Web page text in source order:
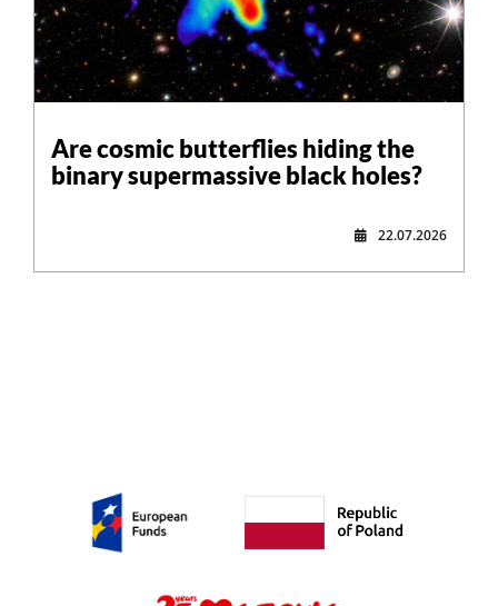
Are cosmic butterflies hiding the
binary supermassive black holes?
22.07.2026